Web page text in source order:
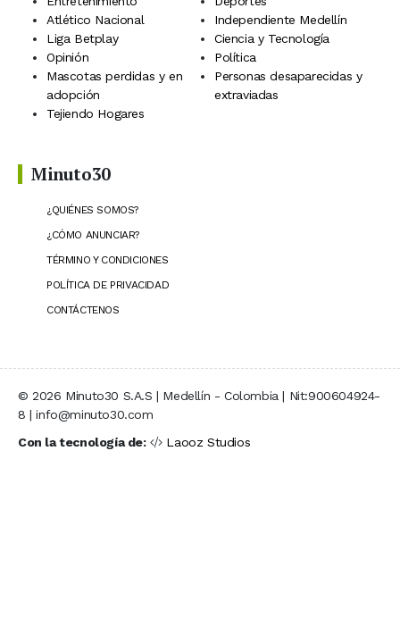
Atlético Nacional
Independiente Medellín
Liga Betplay
Ciencia y Tecnología
Opinión
Política
Mascotas perdidas y en
adopción
Personas desaparecidas y
extraviadas
Tejiendo Hogares
Minuto30
¿QUIÉNES SOMOS?
¿CÓMO ANUNCIAR?
TÉRMINO Y CONDICIONES
POLÍTICA DE PRIVACIDAD
CONTÁCTENOS
© 2026 Minuto30 S.A.S | Medellín - Colombia | Nit:900604924-
8 | info@minuto30.com
Con la tecnología de:
Laooz Studios